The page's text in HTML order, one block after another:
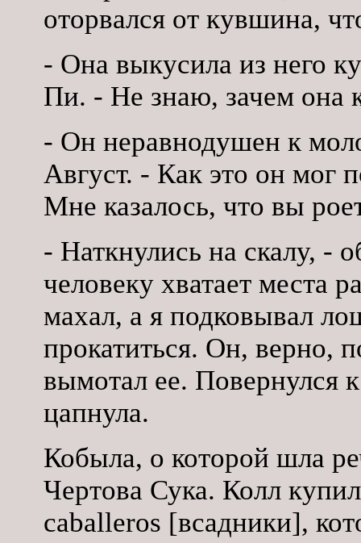
оторвался от кувшина,
- Она выкусила из него
Пи. - Не знаю, зачем она
- Он неравнодушен к
Август. - Как это он мог
Мне казалось, что вы
- Наткнулись на скалу, -
человеку хватает места
махал, а я подковывал
прокатиться. Он, верно,
вымотал ее. Повернулся
цапнула.
Кобыла, о которой шла
Чертова Сука. Колл
caballeros [всадники],